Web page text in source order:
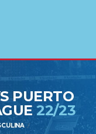
PUERTO
22/23